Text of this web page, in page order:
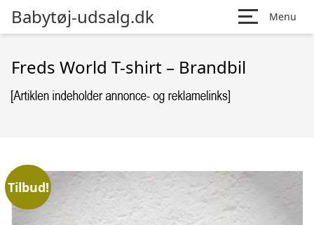
Babytøj-udsalg.dk Menu
Freds World T-shirt – Brandbil
Tilbud!